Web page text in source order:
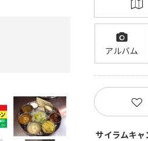
アルバム
サイラムキャ